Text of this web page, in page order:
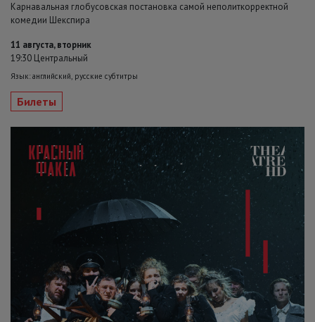
Карнавальная глобусовская постановка самой неполиткорректной
комедии Шекспира
11 августа, вторник
19:30 Центральный
Язык: английский, русские субтитры
Билеты